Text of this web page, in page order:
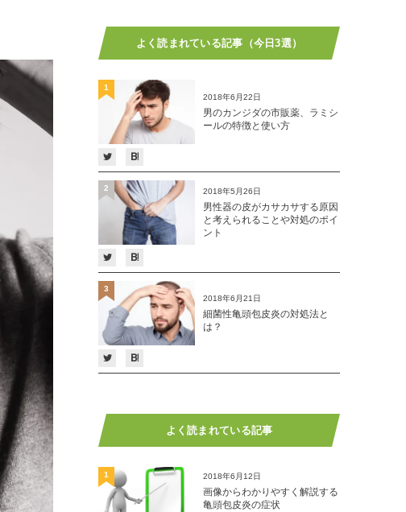
よく読まれている記事（今日3選）
2018年6月22日
男のカンジダの市販薬、ラミシ
ールの特徴と使い方
1
2018年5月26日
男性器の皮がカサカサする原因
と考えられることや対処のポイ
ント
2
2018年6月21日
細菌性亀頭包皮炎の対処法と
は？
3
よく読まれている記事
2018年6月12日
画像からわかりやすく解説する
亀頭包皮炎の症状
1